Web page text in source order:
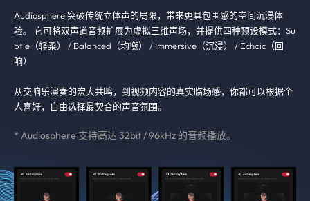
Audiosphere 突破传统立体声的局限，带来更具包围感的空间沉浸体
验。 它可将双声道音频扩展为虚拟三维声场，并提供四种预设模式：Su
btle（轻柔） / Balanced（均衡） / Immersive（沉浸） / Echoic（回
响）
从交响乐演奏的宏大共鸣，到视频内容的真实临场感，你都可以根据个
人喜好，自由选择最契合的声音氛围。
* Audiosphere 支持高达 32bit / 96kHz 的音频播放。